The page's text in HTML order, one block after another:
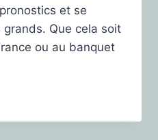
et se
Que cela soit
ou au banquet